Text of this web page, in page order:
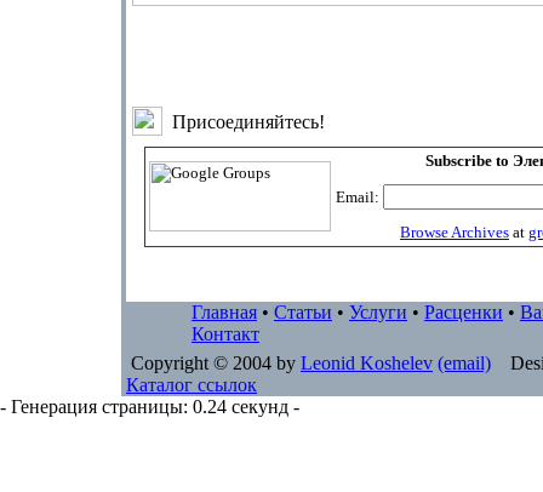
Присоединяйтесь!
Subscribe to
Email:
Browse Archives at
Главная • Статьи • Услуги • Расценки •
Контакт
Copyright © 2004 by Leonid Koshelev (email)
Каталог ссылок
- Генерация страницы: 0.24 секунд -